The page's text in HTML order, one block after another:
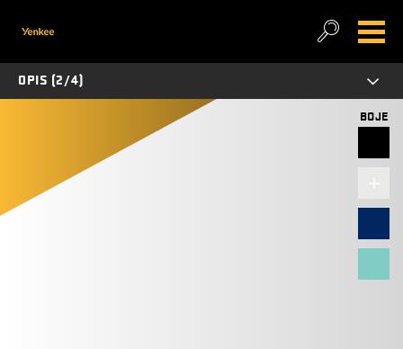
BOJE
OPIS (2/4)